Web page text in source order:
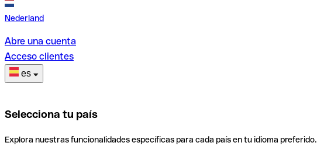
Nederland
Abre una cuenta
Acceso clientes
es
Selecciona tu país
Explora nuestras funcionalidades específicas para cada país en tu idioma preferido.